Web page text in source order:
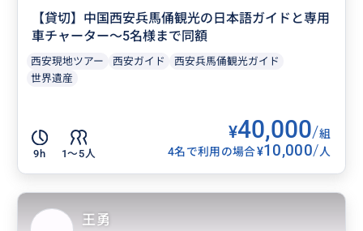
【貸切】中国西安兵馬俑観光の日本語ガイドと専用
車チャーター～5名様まで同額
西安現地ツアー 西安ガイド
西安兵馬俑観光ガイド
世界遺産
9h 1〜5人
¥40,000/組
4名で利用の場合¥10,000/人
王勇